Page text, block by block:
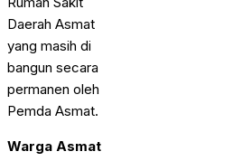
Daerah Asmat
yang masih di
bangun secara
permanen oleh
Pemda Asmat.
Warga Asmat